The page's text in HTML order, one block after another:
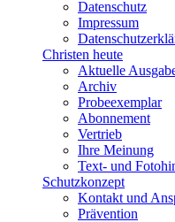
Datenschutz
Impressum
Christen heute
Aktuelle
Archiv
Probeexemplar
Abonnement
Vertrieb
Ihre Meinung
Text- und
Schutzkonzept
Kontakt und
Prävention